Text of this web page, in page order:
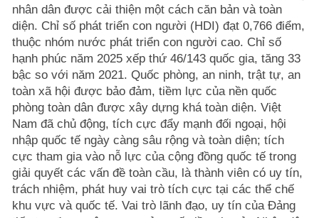
nhân dân được cải thiện một cách căn bản và toàn
diện. Chỉ số phát triển con người (HDI) đạt 0,766 điểm,
thuộc nhóm nước phát triển con người cao. Chỉ số
hạnh phúc năm 2025 xếp thứ 46/143 quốc gia, tăng 33
bậc so với năm 2021. Quốc phòng, an ninh, trật tự, an
toàn xã hội được bảo đảm, tiềm lực của nền quốc
phòng toàn dân được xây dựng khá toàn diện. Việt
Nam đã chủ động, tích cực đẩy mạnh đối ngoại, hội
nhập quốc tế ngày càng sâu rộng và toàn diện; tích
cực tham gia vào nỗ lực của cộng đồng quốc tế trong
giải quyết các vấn đề toàn cầu, là thành viên có uy tín,
trách nhiệm, phát huy vai trò tích cực tại các thể chế
khu vực và quốc tế. Vai trò lãnh đạo, uy tín của Đảng